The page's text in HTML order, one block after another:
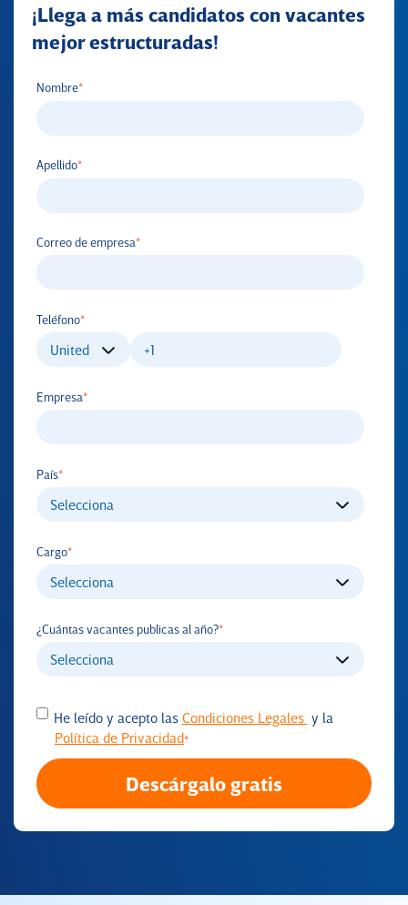
¡Llega a más candidatos con vacantes
mejor estructuradas!
Nombre*
Apellido*
Correo de empresa*
Teléfono*
Empresa*
País*
Cargo*
¿Cuántas vacantes publicas al año?*
He leído y acepto las Condiciones Legales y la
Política de Privacidad*